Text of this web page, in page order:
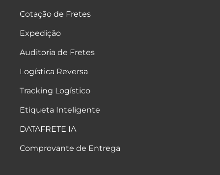
Cotação de Fretes
Expedição
Auditoria de Fretes
Logística Reversa
Tracking Logístico
Etiqueta Inteligente
DATAFRETE IA
Comprovante de Entrega